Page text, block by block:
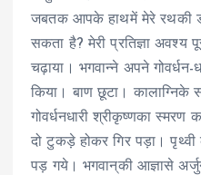
जबतक आपके हाथमें मेरे रथकी
सकता है? मेरी प्रतिज्ञा अवश्य
चढ़ाया। भगवान्ने अपने
किया। बाण छूटा। कालाग्निके
गोवर्धनधारी श्रीकृष्णका
दो टुकड़े होकर गिर पड़ा।
पड़ गये। भगवान्‌की आज्ञासे